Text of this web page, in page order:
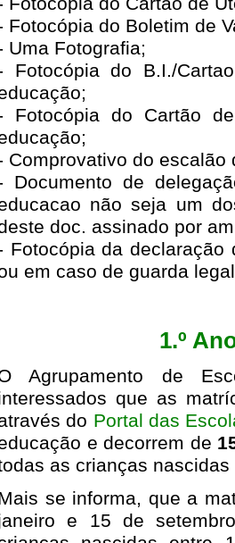
Fotocópia do Boletim de
Uma Fotografia;
Fotocópia do B.I./
Fotocópia do Cartão
Comprovativo do
Documento de
não seja um
doc. assinado por
Fotocópia da
em caso de guarda
1.º
Agrupamento de
que as
do Portal das
e decorrem de
as crianças nascidas
se informa, que a
e 15 de